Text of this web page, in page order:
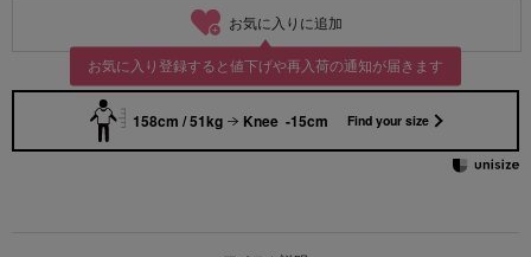
お気に入りに追加
お気に入り登録すると値下げや再入荷の通知が届きます
158cm / 51kg Knee -15cm Find your size